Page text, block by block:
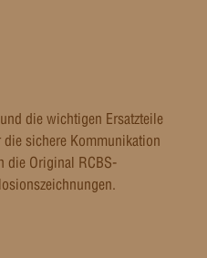
die wichtigen Ersatzteile
sichere Kommunikation
die Original RCBS-